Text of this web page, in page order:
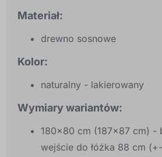
Materiał:
drewno sosnowe
Kolor:
naturalny - lakierowany
Wymiary wariantów:
180x80 cm (187x87 cm) -
wejście do łóżka 88 cm